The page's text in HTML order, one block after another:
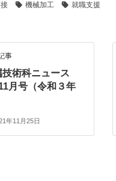
機械加工 就職支援
事
技術科ニュース
月号（令和３年
年11月25日